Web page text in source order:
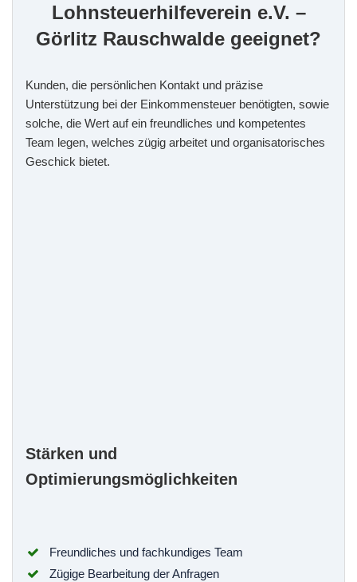
Lohnsteuerhilfeverein e.V. –
Görlitz Rauschwalde geeignet?
Kunden, die persönlichen Kontakt und präzise
Unterstützung bei der Einkommensteuer benötigten, sowie
solche, die Wert auf ein freundliches und kompetentes
Team legen, welches zügig arbeitet und organisatorisches
Geschick bietet.
Stärken und
Optimierungsmöglichkeiten
Freundliches und fachkundiges Team
Zügige Bearbeitung der Anfragen